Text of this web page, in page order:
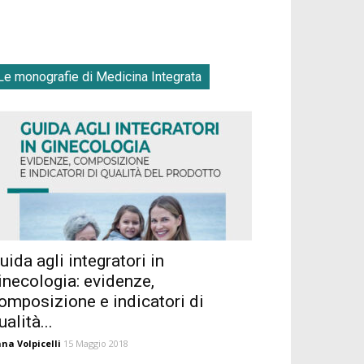
monografie di Medicina Integrata
agli integratori in
evidenze,
e indicatori di
Volpicelli 15 Maggio 2018